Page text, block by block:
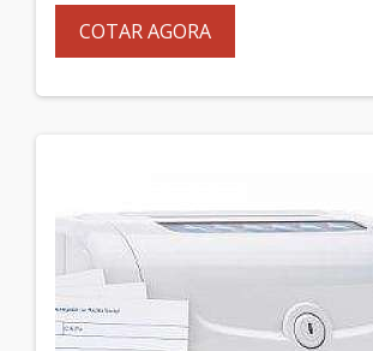
COTAR AGORA